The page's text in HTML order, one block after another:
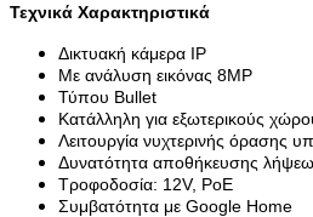
Τεχνικά Χαρακτηριστικά
Δικτυακή κάμερα IP
Με ανάλυση εικόνας 8MP
Τύπου Bullet
Κατάλληλη για εξωτερικούς
Λειτουργία νυχτερινής όρασης
Δυνατότητα αποθήκευσης
Τροφοδοσία: 12V, PoE
Συμβατότητα με Google Home